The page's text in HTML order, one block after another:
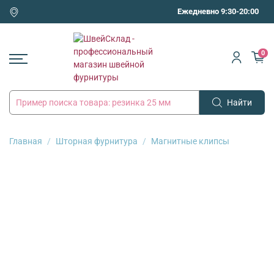
Ежедневно 9:30-20:00
Найти
0
Главная Шторная фурнитура Магнитные клипсы